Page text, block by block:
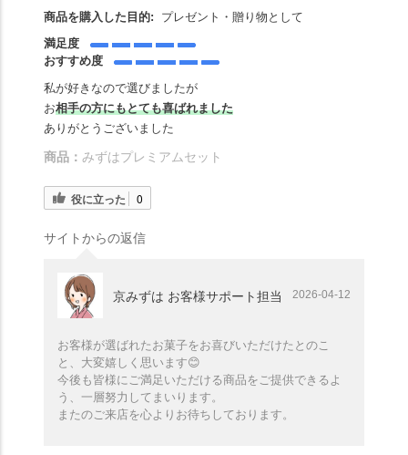
商品を購入した目的:
プレゼント・贈り物として
満足度
おすすめ度
私が好きなので選びましたが
お相手の方にもとても喜ばれました
ありがとうございました
商品： みずはプレミアムセット
役に立った 0
サイトからの返信
京みずは お客様サポート担当 2026-04-12
お客様が選ばれたお菓子をお喜びいただけたとのこ
と、大変嬉しく思います😊
今後も皆様にご満足いただける商品をご提供できるよ
う、一層努力してまいります。
またのご来店を心よりお待ちしております。